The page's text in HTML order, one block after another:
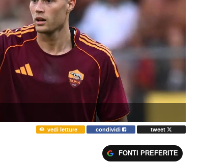
vedi letture condividi tweet
FONTI PREFERITE